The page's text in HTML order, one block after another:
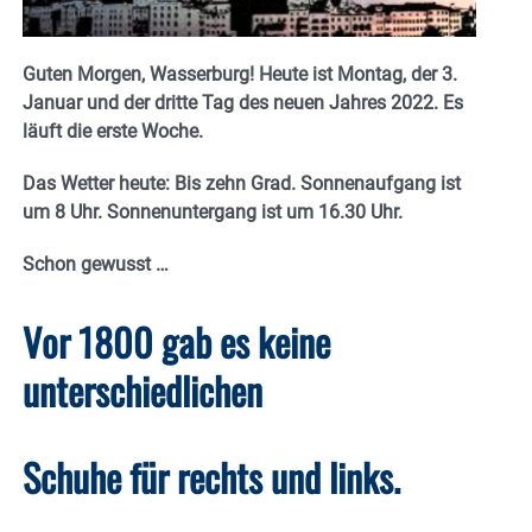
Guten Morgen, Wasserburg! Heute ist Montag, der 3.
Januar und der dritte Tag des neuen Jahres 2022. Es
läuft die erste Woche.
Das Wetter heute: Bis zehn Grad. Sonnenaufgang ist
um 8 Uhr. Sonnenuntergang ist um 16.30 Uhr.
Schon gewusst …
Vor 1800 gab es keine
unterschiedlichen
Schuhe für rechts und links.